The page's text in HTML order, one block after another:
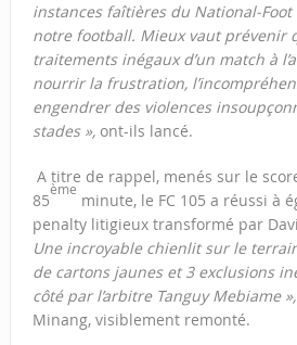
instances faîtières du National-
notre football. Mieux vaut prévenir
traitements inégaux d’un match à
nourrir la frustration,
engendrer des violences
stades »,ont-ils lancé.
A titre de rappel, menés sur le
85
ème
minute, le FC 105 a réussi à
penalty litigieux transformé par
Une incroyable chienlit sur le
de cartons jaunes et 3 exclusions
côté par l’arbitre Tanguy Mebiame »,
Minang, visiblement remonté.